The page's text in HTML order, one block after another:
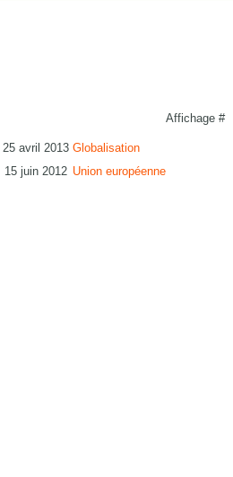
Affichage #
25 avril 2013 Globalisation
15 juin 2012 Union européenne